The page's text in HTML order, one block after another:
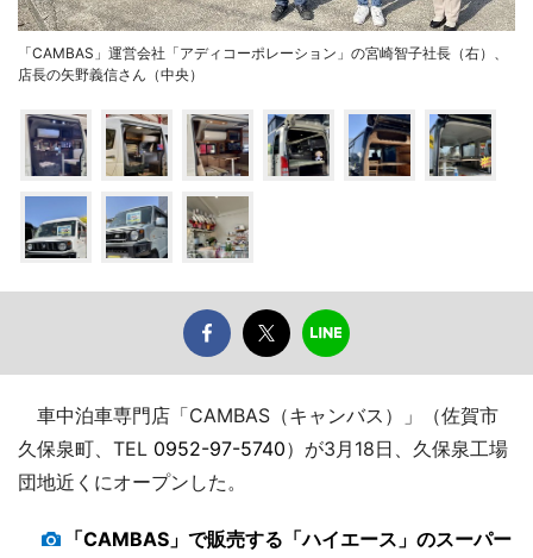
「CAMBAS」運営会社「アディコーポレーション」の宮崎智子社長（右）、
店長の矢野義信さん（中央）
車中泊車専門店「CAMBAS（キャンバス）」（佐賀市
久保泉町、TEL 0952-97-5740）が3月18日、久保泉工場
団地近くにオープンした。
「CAMBAS」で販売する「ハイエース」のスーパー